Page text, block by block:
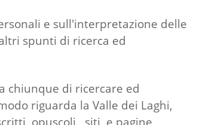
e sull'interpretazione delle
spunti di ricerca ed
chiunque di ricercare ed
riguarda la Valle dei Laghi,
opuscoli, siti e pagine